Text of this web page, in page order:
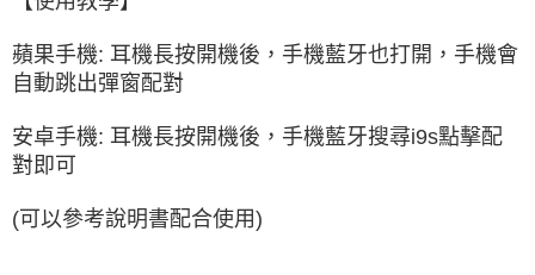
蘋果手機: 耳機長按開機後，手機藍牙也打開，手機會
自動跳出彈窗配對
安卓手機: 耳機長按開機後，手機藍牙搜尋i9s點擊配
對即可
(可以參考說明書配合使用)